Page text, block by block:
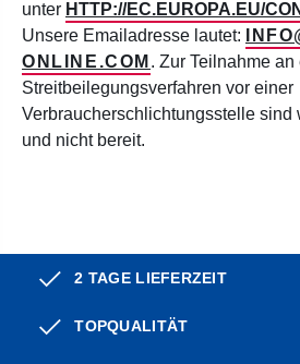
unter HTTP://EC.EUROPA.EU/
Unsere Emailadresse lautet:
ONLINE.COM . Zur Teilnahme an
Streitbeilegungsverfahren vor einer
Verbraucherschlichtungsstelle sind
und nicht bereit.
2 TAGE LIEFERZEIT
TOPQUALITÄT